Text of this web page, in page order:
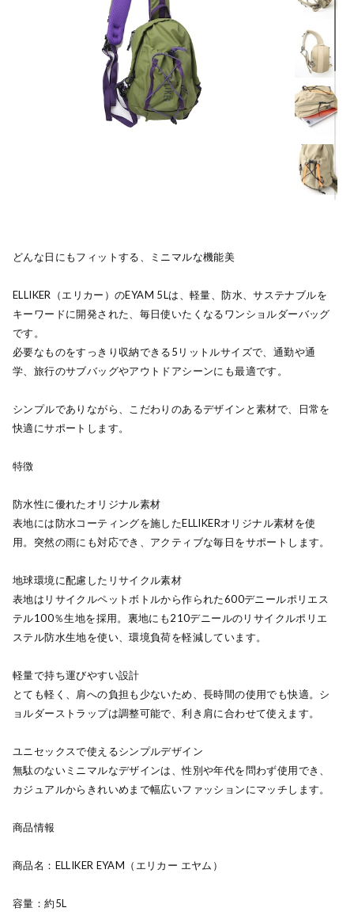
どんな日にもフィットする、ミニマルな機能美
ELLIKER（エリカー）のEYAM 5Lは、軽量、防水、サステナブルを
キーワードに開発された、毎日使いたくなるワンショルダーバッグ
です。
必要なものをすっきり収納できる5リットルサイズで、通勤や通
学、旅行のサブバッグやアウトドアシーンにも最適です。
シンプルでありながら、こだわりのあるデザインと素材で、日常を
快適にサポートします。
特徴
防水性に優れたオリジナル素材
表地には防水コーティングを施したELLIKERオリジナル素材を使
用。突然の雨にも対応でき、アクティブな毎日をサポートします。
地球環境に配慮したリサイクル素材
表地はリサイクルペットボトルから作られた600デニールポリエス
テル100％生地を採用。裏地にも210デニールのリサイクルポリエ
ステル防水生地を使い、環境負荷を軽減しています。
軽量で持ち運びやすい設計
とても軽く、肩への負担も少ないため、長時間の使用でも快適。シ
ョルダーストラップは調整可能で、利き肩に合わせて使えます。
ユニセックスで使えるシンプルデザイン
無駄のないミニマルなデザインは、性別や年代を問わず使用でき、
カジュアルからきれいめまで幅広いファッションにマッチします。
商品情報
商品名：ELLIKER EYAM（エリカー エヤム）
容量：約5L